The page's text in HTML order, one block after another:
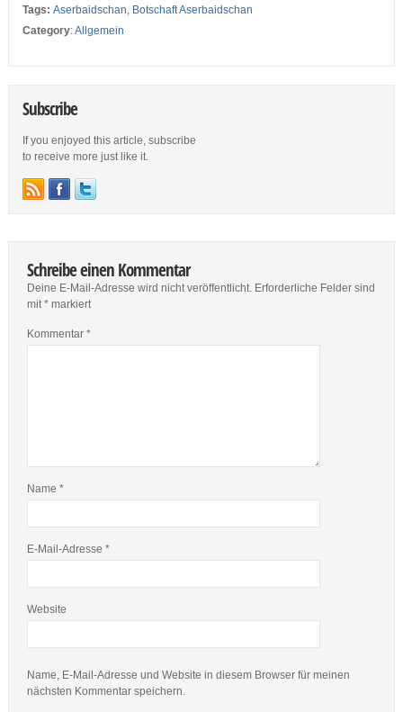
Tags: Aserbaidschan, Botschaft Aserbaidschan
Category:Allgemein
Subscribe
If you enjoyed this article, subscribe
to receive more just like it.
Schreibe einen Kommentar
Deine E-Mail-Adresse wird nicht veröffentlicht. Erforderliche Felder sind
mit*markiert
Kommentar *
Name *
E-Mail-Adresse *
Website
Name, E-Mail-Adresse und Website in diesem Browser für meinen
nächsten Kommentar speichern.